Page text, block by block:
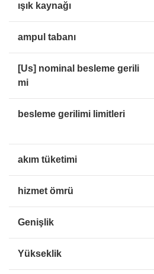
ışık kaynağı
ampul tabanı
[Us] nominal besleme gerili
mi
besleme gerilimi limitleri
akım tüketimi
hizmet ömrü
Genişlik
Yükseklik